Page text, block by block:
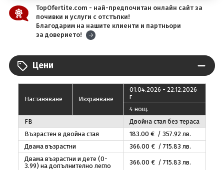
TopOfertite.com - най-предпочитан онлайн сайт за
почивки и услуги с отстъпки!
Благодарим на нашите клиенти и партньори
за доверието!
Цени
Настаняване Изхранване
01.04.2026 - 22.12.2026
г
4 нощ.
FB
Двойна стая без тераса
Възрастен в двойна стая
183.00 € / 357.92лв.
Двама възрастни
366.00 € / 715.83 лв.
Двама възрастни и дете (0-
3.99) на допълнително легло
366.00 € / 715.83 лв.